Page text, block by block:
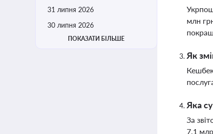
31 липня 2026
30 липня 2026
ПОКАЗАТИ БІЛЬШЕ
млн
Як
Яка
За
7,1